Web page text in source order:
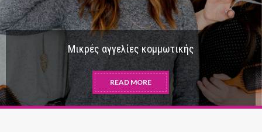
Μικρές αγγελίες κομμωτικής
READ MORE